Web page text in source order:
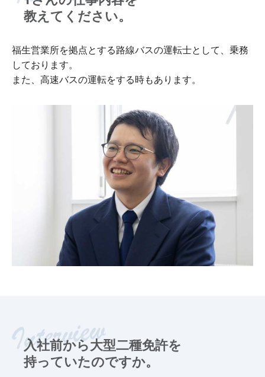
教えてください。
福生営業所を拠点とする路線バスの運転士として、乗務
しております。
また、高速バスの運転をする時もあります。
入社前から大型二種免許を
持っていたのですか。